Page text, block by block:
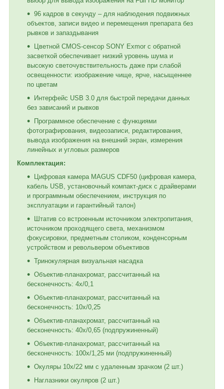
96 кадров в секунду – для наблюдения подвижных
объектов, записи видео и перемещения препарата без
рывков и запаздывания
Цветной CMOS-сенсор SONY Exmor с обратной
засветкой обеспечивает низкий уровень шума и
высокую светочувствительность даже при слабой
освещенности: изображение чище, ярче, насыщеннее
по цветам
Интерфейс USB 3.0 для быстрой передачи данных
без зависаний и рывков
Программное обеспечение с функциями
фотографирования, видеозаписи, редактирования,
вывода изображения на внешний экран, измерения
линейных и угловых размеров
Комплектация:
Цифровая камера MAGUS CDF50 (цифровая камера,
кабель USB, установочный компакт-диск с драйверами
и программным обеспечением, инструкция по
эксплуатации и гарантийный талон)
Штатив со встроенным источником электропитания,
источником проходящего света, механизмом
фокусировки, предметным столиком, конденсорным
устройством и револьвером объективов
Тринокулярная визуальная насадка
Объектив-планахромат, рассчитанный на
бесконечность: 4x/0,1
Объектив-планахромат, рассчитанный на
бесконечность: 10x/0,25
Объектив-планахромат, рассчитанный на
бесконечность: 40x/0,65 (подпружиненный)
Объектив-планахромат, рассчитанный на
бесконечность: 100x/1,25 ми (подпружиненный)
Окуляры 10x/22 мм с удаленным зрачком (2 шт.)
Наглазники окуляров (2 шт.)